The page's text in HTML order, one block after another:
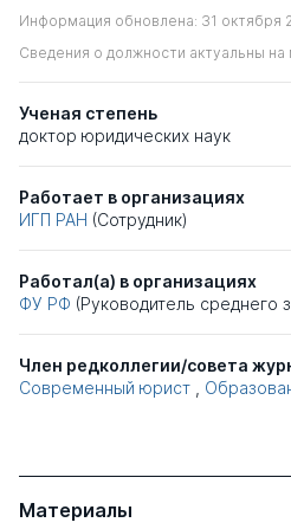
Информация обновлена: 31 октября
Сведения о должности актуальны на
Ученая степень
доктор юридических наук
Работает в организациях
ИГП РАН (Сотрудник)
Работал(а) в организациях
ФУ РФ (Руководитель среднего
Член редколлегии/совета
Современный юрист
Материалы